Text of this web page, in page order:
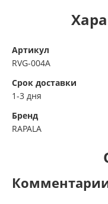
Артикул
RVG-004A
Срок доставки
1-3 дня
Бренд
RAPALA